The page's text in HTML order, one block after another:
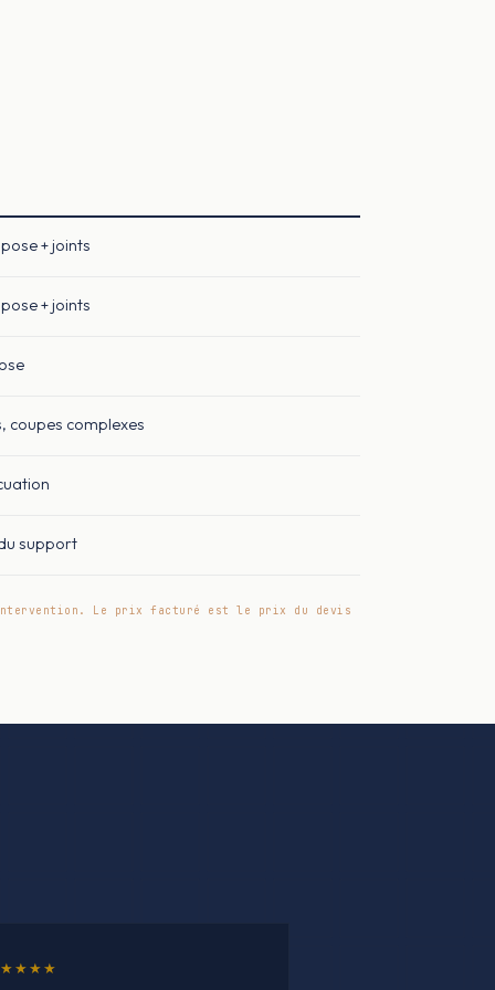
+ joints
+ joints
coupes complexes
support
Le prix facturé est le prix du devis